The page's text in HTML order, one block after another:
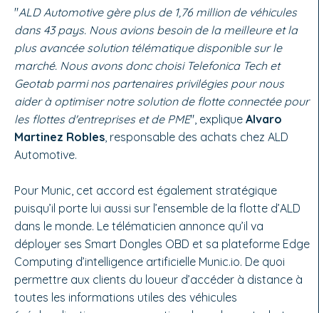
"ALD Automotive gère plus de 1,76 million de véhicules
dans 43 pays. Nous avions besoin de la meilleure et la
plus avancée solution télématique disponible sur le
marché. Nous avons donc choisi Telefonica Tech et
Geotab parmi nos partenaires privilégies pour nous
aider à optimiser notre solution de flotte connectée pour
les flottes d'entreprises et de PME", explique Alvaro
Martinez Robles, responsable des achats chez ALD
Automotive.
Pour Munic, cet accord est également stratégique
puisqu’il porte lui aussi sur l’ensemble de la flotte d’ALD
dans le monde. Le télématicien annonce qu’il va
déployer ses Smart Dongles OBD et sa plateforme Edge
Computing d’intelligence artificielle Munic.io. De quoi
permettre aux clients du loueur d’accéder à distance à
toutes les informations utiles des véhicules